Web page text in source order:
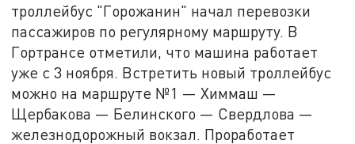
троллейбус "Горожанин" начал перевозки
пассажиров по регулярному маршруту. В
Гортрансе отметили, что машина работает
уже с 3 ноября. Встретить новый троллейбус
можно на маршруте №1 — Химмаш —
Щербакова — Белинского — Свердлова —
железнодорожный вокзал. Проработает